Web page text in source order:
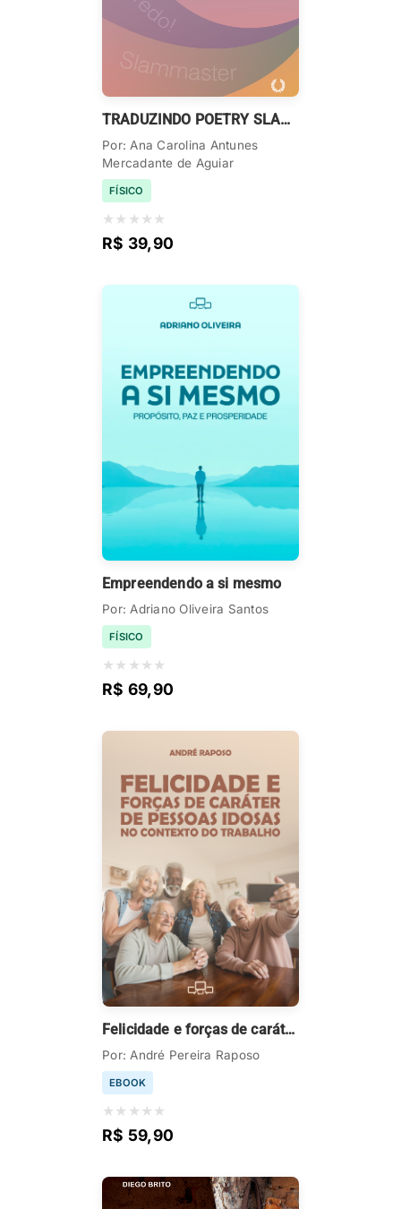
TRADUZINDO POETRY SLAMS
Por: Ana Carolina Antunes
Mercadante de Aguiar
FÍSICO
★ ★ ★ ★ ★
R$ 39,90
Empreendendo a si mesmo
Por: Adriano Oliveira Santos
FÍSICO
★ ★ ★ ★ ★
R$ 69,90
Felicidade e forças de caráter de pessoas idosas no contexto do trabalho
Por: André Pereira Raposo
EBOOK
★ ★ ★ ★ ★
R$ 59,90